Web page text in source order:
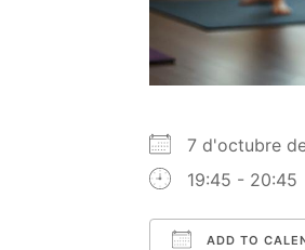
7 d'octubre
19:45 - 20:45
ADD TO